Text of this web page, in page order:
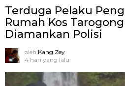
Terduga Pelaku
Rumah Kos
Diamankan Polisi
oleh Kang Zey
4 hari yang lalu